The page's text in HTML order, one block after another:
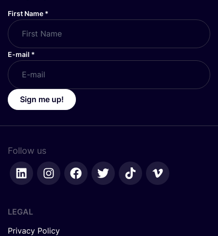
First Name *
E-mail *
Sign me up!
Follow us
LEGAL
Privacy Policy